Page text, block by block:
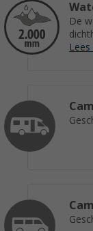
De